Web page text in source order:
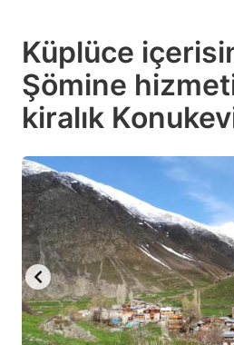
Küplüce
Şömine
kiralık